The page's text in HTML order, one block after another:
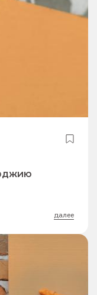
далее